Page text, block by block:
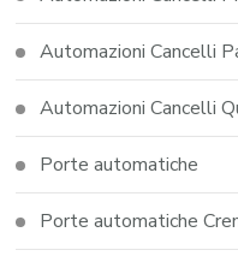
Automazioni Cancelli
Automazioni Cancelli
Porte automatiche
Porte automatiche